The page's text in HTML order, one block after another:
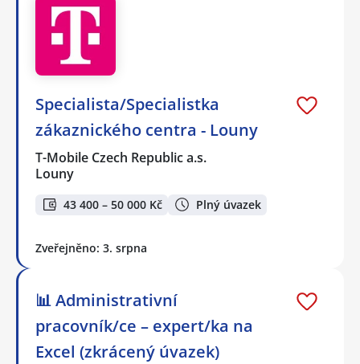
Specialista/Specialistka
zákaznického centra - Louny
T-Mobile Czech Republic a.s.
Louny
43 400 – 50 000 Kč Plný úvazek
Zveřejněno: 3. srpna
📊 Administrativní
pracovník/ce – expert/ka na
Excel (zkrácený úvazek)